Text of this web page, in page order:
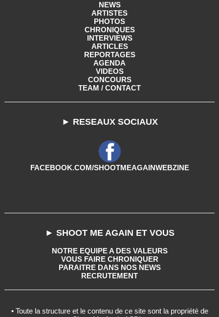
NEWS
ARTISTES
PHOTOS
CHRONIQUES
INTERVIEWS
ARTICLES
REPORTAGES
AGENDA
VIDEOS
CONCOURS
TEAM / CONTACT
► RESEAUX SOCIAUX
FACEBOOK.COM/SHOOTMEAGAINWEBZINE
► SHOOT ME AGAIN ET VOUS
NOTRE EQUIPE A DES VALEURS
VOUS FAIRE CHRONIQUER
PARAITRE DANS NOS NEWS
RECRUTEMENT
• Toute la structure et le contenu de ce site sont la propriété de